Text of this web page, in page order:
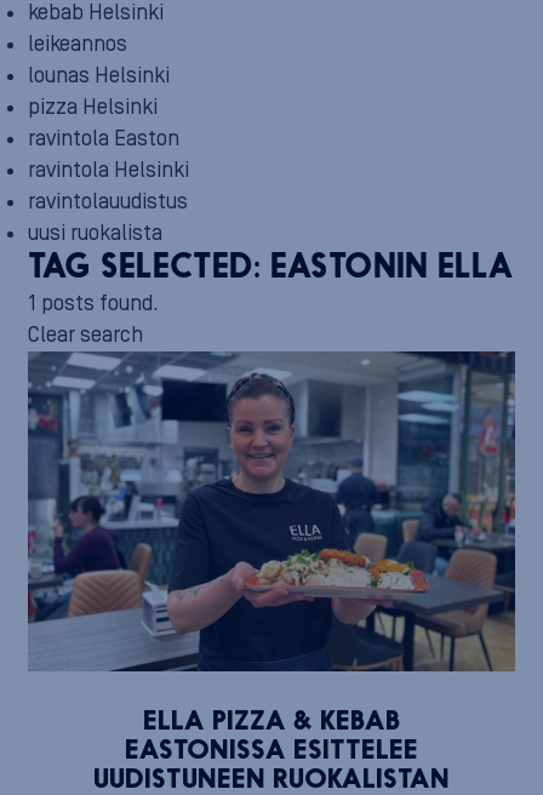
kebab Helsinki
leikeannos
lounas Helsinki
pizza Helsinki
ravintola Easton
ravintola Helsinki
ravintolauudistus
uusi ruokalista
TAG SELECTED: EASTONIN ELLA
1 posts found.
Clear search
ELLA PIZZA & KEBAB
EASTONISSA ESITTELEE
UUDISTUNEEN RUOKALISTAN